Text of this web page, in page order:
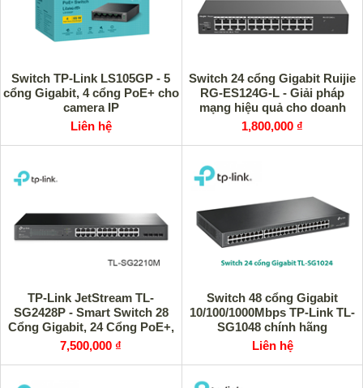
Switch TP-Link LS105GP - 5
cổng Gigabit, 4 cổng PoE+ cho
camera IP
Liên hệ
Switch 24 cổng Gigabit Ruijie
RG-ES124G-L - Giải pháp
mạng hiệu quả cho doanh
nghiệp
1,800,000 ₫
TP-Link JetStream TL-
SG2428P - Smart Switch 28
Cổng Gigabit, 24 Cổng PoE+,
Quản Lý Qua Omada
7,500,000 ₫
Switch 48 cổng Gigabit
10/100/1000Mbps TP-Link TL-
SG1048 chính hãng
Liên hệ